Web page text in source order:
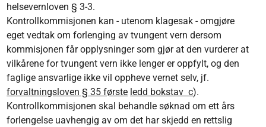
helsevernloven § 3-3.
Kontrollkommisjonen kan - utenom klagesak - omgjøre
eget vedtak om forlenging av tvungent vern dersom
kommisjonen får opplysninger som gjør at den vurderer at
vilkårene for tvungent vern ikke lenger er oppfylt, og den
faglige ansvarlige ikke vil oppheve vernet selv, jf.
forvaltningsloven § 35 første ledd bokstav c).
Kontrollkommisjonen skal behandle søknad om ett års
forlengelse uavhengig av om det har skjedd en rettslig